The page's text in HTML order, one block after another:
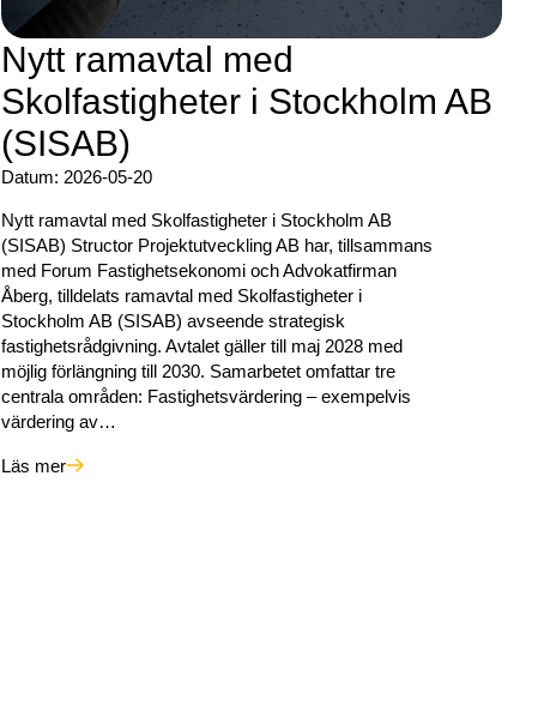
Nytt ramavtal med
Skolfastigheter i Stockholm AB
(SISAB)
Datum: 2026-05-20
Nytt ramavtal med Skolfastigheter i Stockholm AB
(SISAB) Structor Projektutveckling AB har, tillsammans
med Forum Fastighetsekonomi och Advokatfirman
Åberg, tilldelats ramavtal med Skolfastigheter i
Stockholm AB (SISAB) avseende strategisk
fastighetsrådgivning. Avtalet gäller till maj 2028 med
möjlig förlängning till 2030. Samarbetet omfattar tre
centrala områden: Fastighetsvärdering – exempelvis
värdering av…
Läs mer